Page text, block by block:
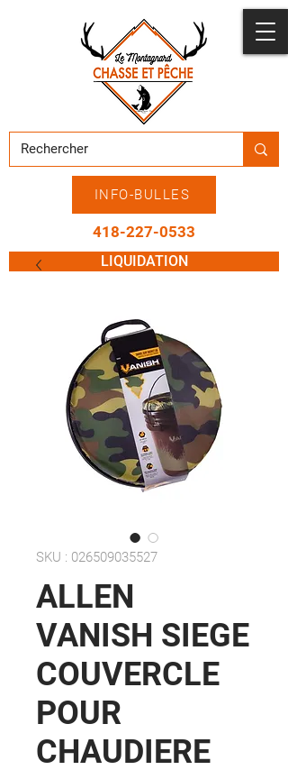
INFO-BULLES
418-227-0533
LIQUIDATION
SKU : 026509035527
ALLEN
VANISH SIEGE
COUVERCLE
POUR
CHAUDIERE